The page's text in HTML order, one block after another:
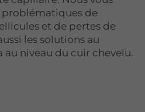
problématiques de
et de pertes de
les solutions au
au niveau du cuir chevelu.